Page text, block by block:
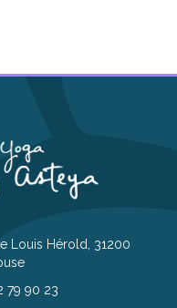
Louis Hérold, 31200
79 90 23